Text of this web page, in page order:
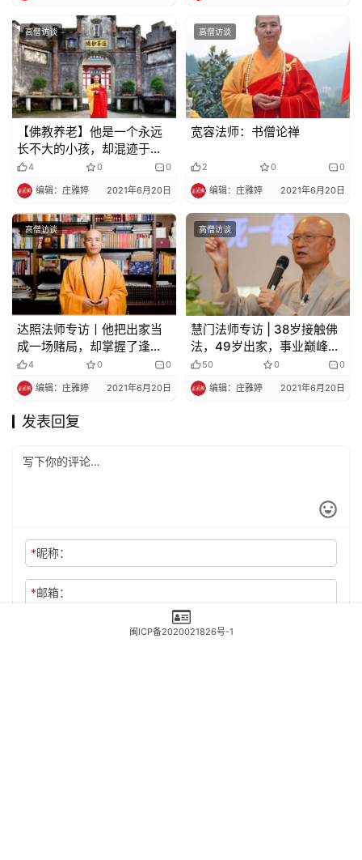
高僧访谈
【佛教养老】他是一个永远
长不大的小孩，却混迹于老
人圈，成为老人家最爱的养
老和尚
4 0 0
编辑：庄雅婷 2021年6月20日
高僧访谈
宽容法师：书僧论禅
2 0 0
编辑：庄雅婷 2021年6月20日
高僧访谈
达照法师专访丨他把出家当
成一场赌局，却掌握了逢赌
必赢的秘密法则
4 0 0
编辑：庄雅婷 2021年6月20日
高僧访谈
慧门法师专访 | 38岁接触佛
法，49岁出家，事业巅峰的
他，人生为何说放下就放
下？
50 0 0
编辑：庄雅婷 2021年6月20日
发表回复
*昵称：
*邮箱：
闽ICP备2020021826号-1